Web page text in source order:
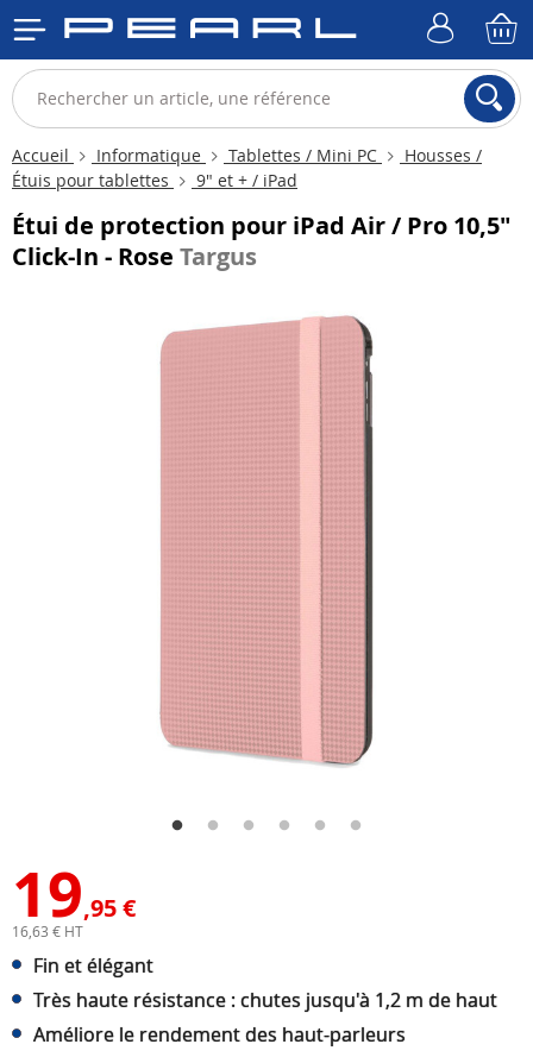
Accueil Informatique Tablettes / Mini PC
Housses /
Étuis pour tablettes
9" et + / iPad
Étui de protection pour iPad Air / Pro 10,5"
Click-In - Rose Targus
19,95 €
16,63 € HT
Fin et élégant
Très haute résistance : chutes jusqu'à 1,2 m de haut
Améliore le rendement des haut-parleurs